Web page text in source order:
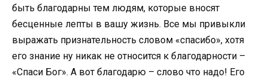
быть благодарны тем людям, которые вносят
бесценные лепты в вашу жизнь. Все мы привыкли
выражать признательность словом «спасибо», хотя
его знание ну никак не относится к благодарности –
«Спаси Бог». А вот благодарю – слово что надо! Его